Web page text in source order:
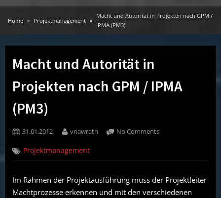
Home Projektmanagement
Macht und Autorität in Projekten nach GPM /
IPMA (PM3)
Macht und Autorität in
Projekten nach GPM / IPMA
(PM3)
Posted
31.01.2012 By
vnawrath No Commentson
Autorität
Projekten
nach
Projektmanagement
Im Rahmen der Projektausführung muss der Projektleiter
Machtprozesse erkennen und mit den verschiedenen